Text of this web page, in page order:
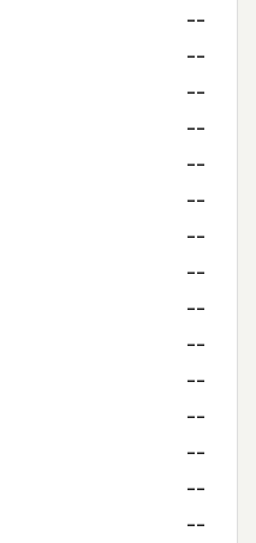
--
--
--
--
--
--
--
--
--
--
--
--
--
--
--